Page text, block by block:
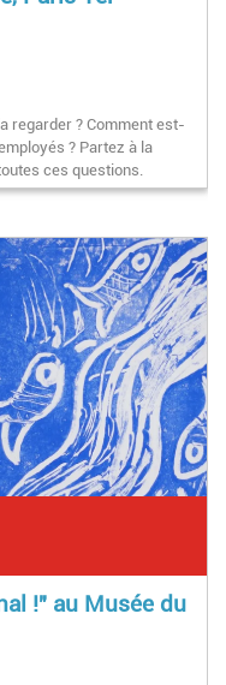
regarder ? Comment est-
? Partez à la
ces questions.
!" au Musée du